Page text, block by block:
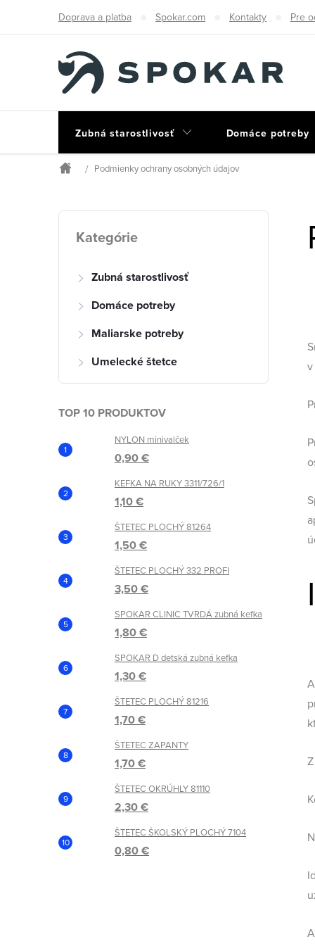
Doprava a platba Spokar.com Kontakty Pre
Zubná starostlivosť Domáce potreby
Domov
Podmienky ochrany osobných údajov
B
p
a
n
e
kategórie
Kategórie
Zubná starostlivosť
Domáce potreby
Maliarske potreby
Umelecké štetce
TOP 10 PRODUKTOV
NYLON minivalček
0,90 €
KEFKA NA RUKY 3311/726/1
1,10 €
ŠTETEC PLOCHÝ 81264
1,50 €
ŠTETEC PLOCHÝ 332 PROFI
3,50 €
SPOKAR CLINIC TVRDÁ zubná kefka
1,80 €
SPOKAR D detská zubná kefka
1,30 €
ŠTETEC PLOCHÝ 81216
1,70 €
ŠTETEC ZAPANTY
1,70 €
ŠTETEC OKRÚHLY 81110
2,30 €
ŠTETEC ŠKOLSKÝ PLOCHÝ 7104
0,80 €